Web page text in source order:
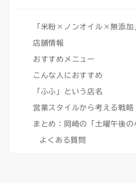
「米粉×ノンオイル×無添加
店舗情報
おすすめメニュー
こんな人におすすめ
「ふふ」という店名
営業スタイルから考える戦略
まとめ：岡崎の「土曜午後の
よくある質問